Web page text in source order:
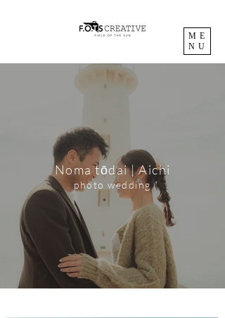
ME
NU
Noma tōdai | Aichi
photo wedding